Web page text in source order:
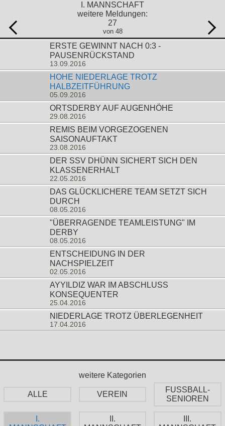
I. MANNSCHAFT
weitere Meldungen:
27
von 48
ERSTE GEWINNT NACH 0:3 -
PAUSENRÜCKSTAND
13.09.2016
HOHE NIEDERLAGE TROTZ
HALBZEITFÜHRUNG
05.09.2016
ORTSDERBY AUF AUGENHÖHE
29.08.2016
REMIS BEIM VORGEZOGENEN
SAISONAUFTAKT
23.08.2016
DER SSV DHÜNN SICHERT SICH DEN
KLASSENERHALT
22.05.2016
DAS GLÜCKLICHERE TEAM SETZT SICH
DURCH
08.05.2016
"ÜBERRAGENDE TEAMLEISTUNG" IM
DERBY
08.05.2016
ENTSCHEIDUNG IN DER
NACHSPIELZEIT
02.05.2016
AYYILDIZ WAR IM ABSCHLUSS
KONSEQUENTER
25.04.2016
NIEDERLAGE TROTZ ÜBERLEGENHEIT
17.04.2016
weitere Kategorien
ALLE VEREIN
FUSSBALL-
SENIOREN
I.
II.
III.